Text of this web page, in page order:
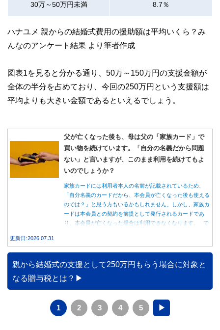
30万～50万円未満 8.7％
ハナユメ 親からの結婚式費用の援助額は平均いくら？み
んなのアンケート結果 より筆者作成
図表1を見ると分かる通り、50万～150万円の支援金額が
全体の半分を占めており、今回の250万円という支援額は
平均よりも大きい金額であるといえるでしょう。
父が亡くなった後も、母は父の「家族カード」で
買い物を続けています。「自分の名義だから問題
ない」と言いますが、このまま利用を続けてもよ
いのでしょうか？
家族カードには利用者本人の名前が記載されているため、
「自分名義のカードだから、本会員が亡くなった後も使える
のでは？」と思う方もいるかもしれません。しかし、家族カ
ードは本会員との契約を前提として発行されるカードであ
り、本会員が亡くなった場合は利用できなくなります。 で
族が行うべき手続きについて分かりやすく解説します。
更新日:2026.07.31
親から結婚式の支援として250万円もらう場合に対象と
なる贈与税とは？
1 2 3 4 5 ▶